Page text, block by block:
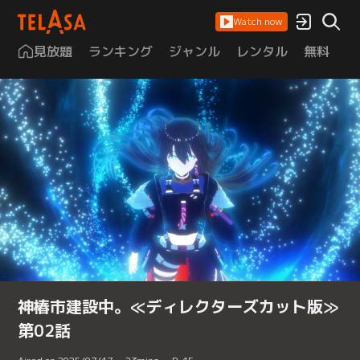
Watch now
見放題 ランキング ジャンル レンタル 無料
神椿市建設中。≪ディレクターズカット版≫
第02話